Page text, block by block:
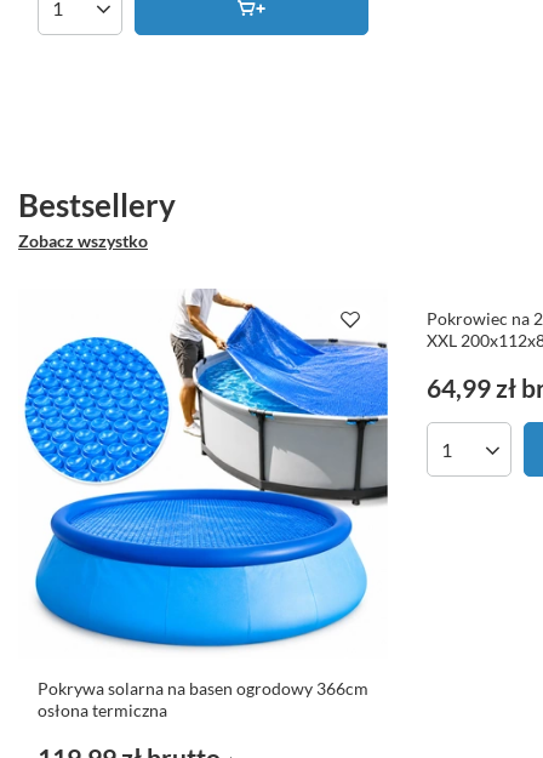
Ilość produktów
Bestsellery
Zobacz wszystko
Pokrywa solarna na basen ogrodowy 366cm
osłona termiczna
Pokrowiec na
XXL
64,99 zł
Ilość